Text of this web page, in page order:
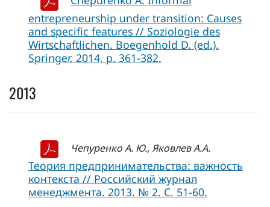
entrepreneurship under transition: Causes
and specific features // Soziologie des
Wirtschaftlichen. Boegenhold D. (ed.).
Springer, 2014, p. 361-382.
2013
Чепуренко А. Ю., Яковлев А.А.
Теория предпринимательства: важность
контекста // Российский журнал
менеджмента. 2013. № 2. С. 51-60.